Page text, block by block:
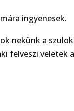
ingyenesek.
nekünk a
felveszi veletek